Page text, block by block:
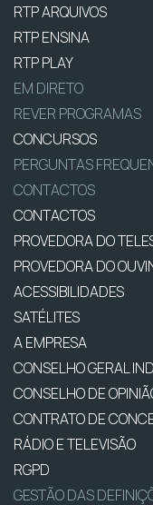
RTP ARQUIVOS
RTP ENSINA
RTP PLAY
EM DIRETO
REVER PROGRAMAS
CONCURSOS
PERGUNTAS
CONTACTOS
CONTACTOS
PROVEDORA DO
PROVEDORA DO
ACESSIBILIDADES
SATÉLITES
A EMPRESA
CONSELHO GERAL
CONSELHO DE
CONTRATO DE
RÁDIO E TELEVISÃO
RGPD
GESTÃO DAS